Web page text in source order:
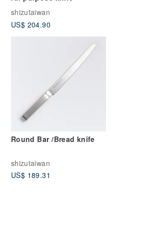
shizutaiwan
US$ 204.90
Round Bar /Bread knife
shizutaiwan
US$ 189.31